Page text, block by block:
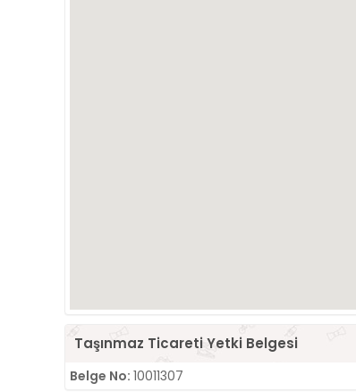
Taşınmaz Ticareti Yetki Belgesi
Belge No: 10011307